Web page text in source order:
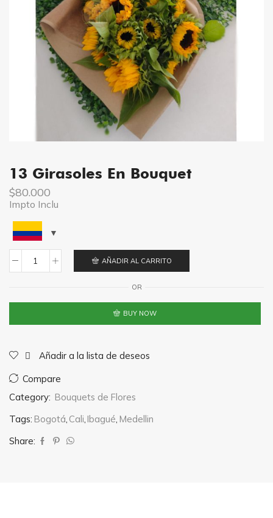
13 Girasoles En Bouquet
$80.000
Impto Inclu
en
AÑADIR AL CARRITO
OR
BUY NOW
Añadir a la lista de deseos
Compare
Category: Bouquets de Flores
Tags: Bogotá Cali Ibagué Medellin
Share: